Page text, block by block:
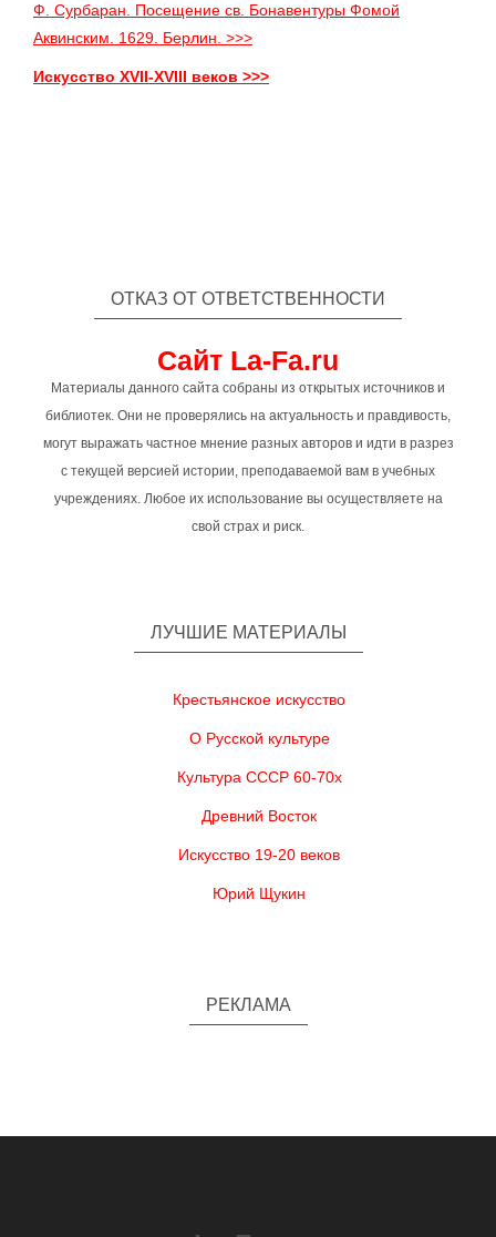
Ф. Сурбаран. Посещение св. Бонавентуры Фомой
Аквинским. 1629. Берлин. >>>
Искусство XVII-XVIII веков >>>
ОТКАЗ ОТ ОТВЕТСТВЕННОСТИ
Сайт La-Fa.ru
Материалы данного сайта собраны из открытых источников и
библиотек. Они не проверялись на актуальность и правдивость,
могут выражать частное мнение разных авторов и идти в разрез
с текущей версией истории, преподаваемой вам в учебных
учреждениях. Любое их использование вы осуществляете на
свой страх и риск.
ЛУЧШИЕ МАТЕРИАЛЫ
Крестьянское искусство
О Русской культуре
Культура СССР 60-70х
Древний Восток
Искусство 19-20 веков
Юрий Щукин
РЕКЛАМА